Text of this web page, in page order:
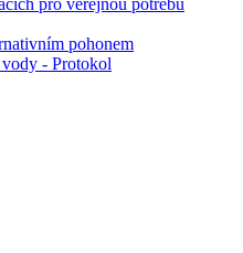
pro veřejnou potřebu
pohonem
- Protokol